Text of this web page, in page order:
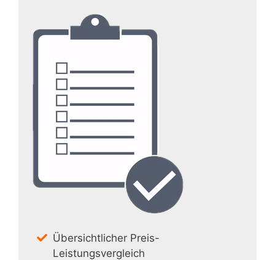
Übersichtlicher Preis-
Leistungsvergleich